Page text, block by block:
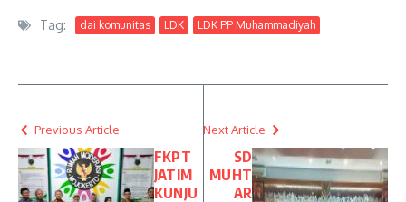
Tag: dai komunitas LDK LDK PP Muhammadiyah
Previous Article
FKPT
JATIM
KUNJU
Next Article
SD
MUHT
AR